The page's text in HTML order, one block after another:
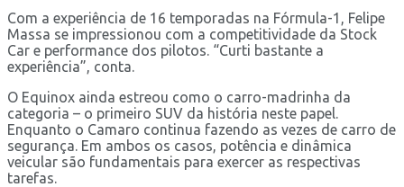
Com a experiência de 16 temporadas na Fórmula-1, Felipe
Massa se impressionou com a competitividade da Stock
Car e performance dos pilotos. “Curti bastante a
experiência”, conta.
O Equinox ainda estreou como o carro-madrinha da
categoria – o primeiro SUV da história neste papel.
Enquanto o Camaro continua fazendo as vezes de carro de
segurança. Em ambos os casos, potência e dinâmica
veicular são fundamentais para exercer as respectivas
tarefas.